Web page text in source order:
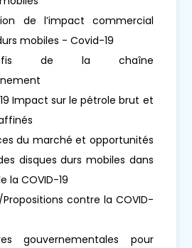
de l’impact commercial
mobiles - Covid-19
de la chaîne
19 Impact sur le pétrole brut et
du marché et opportunités
disques durs mobiles dans
la COVID-19
Propositions contre la COVID-
gouvernementales pour